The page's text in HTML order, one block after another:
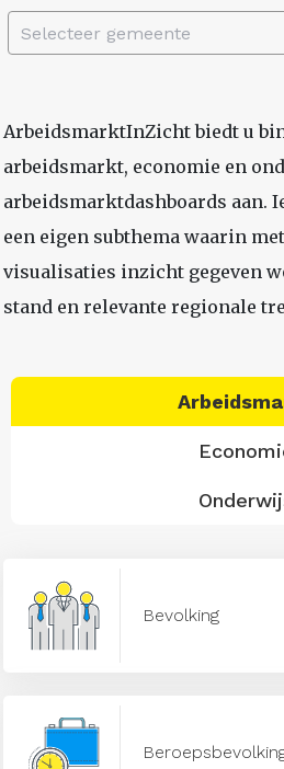
Selecteer gemeente
ArbeidsmarktInZicht biedt u
arbeidsmarkt, economie en
arbeidsmarktdashboards aan.
een eigen subthema waarin
visualisaties inzicht gegeven
stand en relevante regionale
Bevolking